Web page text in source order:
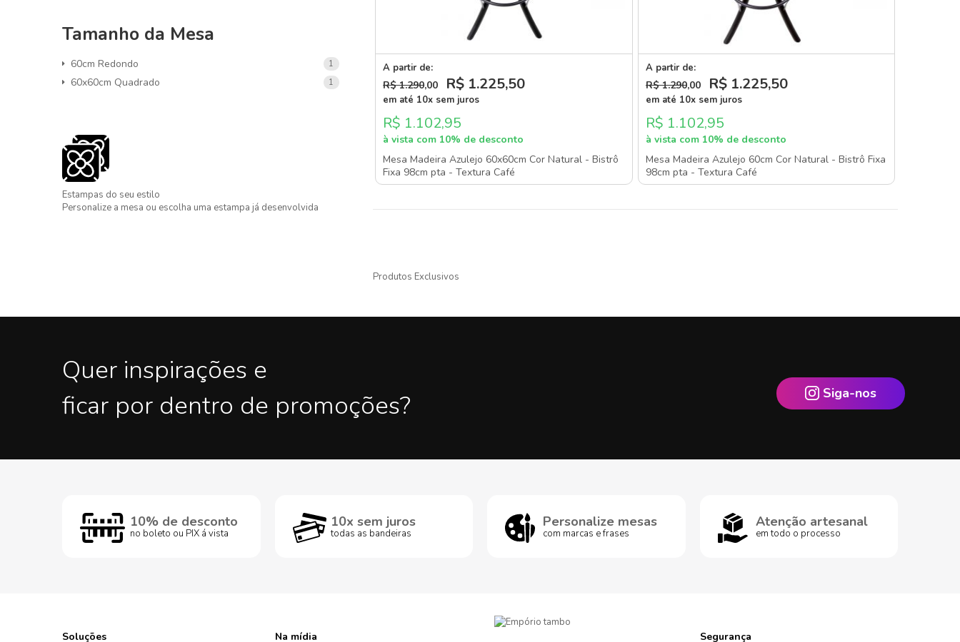
A partir de:
R$ 1.290,00 R$ 1.225,50
em até 10x sem juros
R$ 1.102,95
à vista com 10% de desconto
Mesa Madeira Azulejo 60x60cm Cor Natural - Bistrô
Fixa 98cm pta - Textura Café
A partir de:
R$ 1.290,00 R$ 1.225,50
em até 10x sem juros
R$ 1.102,95
à vista com 10% de desconto
Mesa Madeira Azulejo 60cm Cor Natural - Bistrô Fixa
98cm pta - Textura Café
Produtos Exclusivos
Tamanho da Mesa
60cm Redondo 1 item
60x60cm Quadrado 1 item
Estampas do seu estilo
Personalize a mesa ou escolha uma estampa já desenvolvida
Quer inspirações e
ficar por dentro de promoções?
Siga-nos
10% de desconto
no boleto ou PIX á vista
10x sem juros
todas as bandeiras
Personalize mesas
com marcas e frases
Atenção artesanal
em todo o processo
Soluções Na mídia Segurança